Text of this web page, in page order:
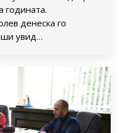
годината.
денеска го
увид…